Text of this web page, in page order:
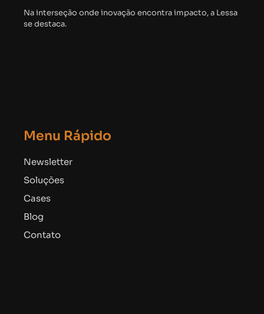
Na interseção onde inovação encontra impacto, a Lessa
se destaca.
Menu Rápido
Newsletter
Soluções
Cases
Blog
Contato